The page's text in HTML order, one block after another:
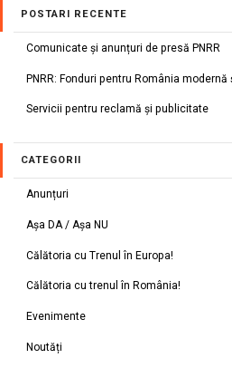
POSTARI RECENTE
Comunicate și anunțuri de presă PNRR
PNRR: Fonduri pentru România modernă
Servicii pentru reclamă și publicitate
CATEGORII
Anunțuri
Așa DA / Așa NU
Călătoria cu Trenul în Europa!
Călătoria cu trenul în România!
Evenimente
Noutăți